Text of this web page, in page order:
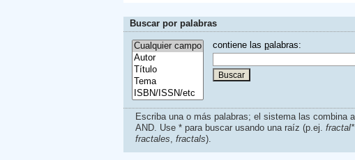
Buscar por palabras
contiene las palabras:
Escriba una o más palabras; el sistema las combina
AND. Use * para buscar usando una raíz (p.ej. fractal*
fractales, fractals).